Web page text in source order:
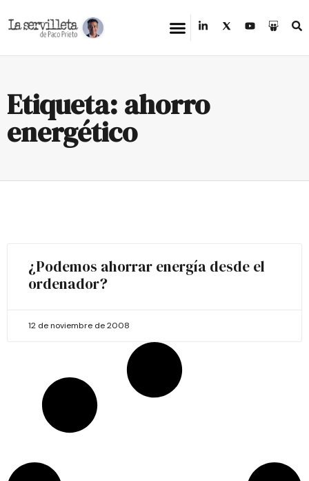
Etiqueta: ahorro
energético
¿Podemos ahorrar energía desde el
ordenador?
12 de noviembre de 2008